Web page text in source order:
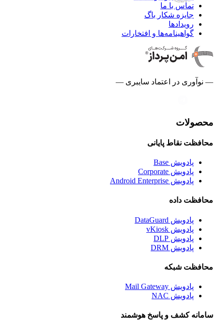
تماس با ما
جایزه شکار باگ
رویدادها
گواهینامه‌ها و افتخارات
— نوآوری در اعتماد سایبری —
محصولات
محافظت نقاط پایانی
پادویش Base
پادویش Corporate
پادویش Android Enterprise
محافظت داده
پادویش DataGuard
پادویش vKiosk
پادویش DLP
پادویش DRM
محافظت شبکه
پادویش Mail Gateway
پادویش NAC
سامانه کشف و پاسخ هوشمند